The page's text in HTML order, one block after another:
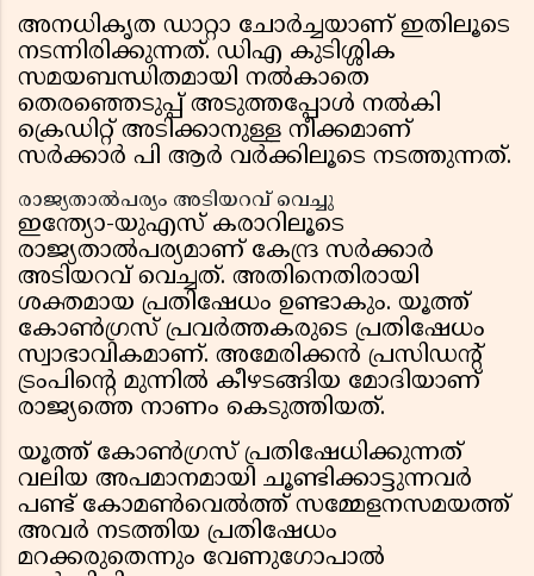
അനധികൃത ഡാറ്റാ ചോർച്ചയാണ് ഇതിലൂടെ
നടന്നിരിക്കുന്നത്. ഡിഎ കുടിശ്ശിക
സമയബന്ധിതമായി നൽകാതെ
തെരഞ്ഞെടുപ്പ് അടുത്തപ്പോൾ നൽകി
ക്രെഡിറ്റ് അടിക്കാനുള്ള നീക്കമാണ്
സർക്കാർ പി ആർ വർക്കിലൂടെ നടത്തുന്നത്.
രാജ്യതാൽപര്യം അടിയറവ് വെച്ചു
ഇന്ത്യോ-യുഎസ് കരാറിലൂടെ
രാജ്യതാൽപര്യമാണ് കേന്ദ്ര സർക്കാർ
അടിയറവ് വെച്ചത്. അതിനെതിരായി
ശക്തമായ പ്രതിഷേധം ഉണ്ടാകും. യൂത്ത്
കോൺഗ്രസ് പ്രവർത്തകരുടെ പ്രതിഷേധം
സ്വാഭാവികമാണ്. അമേരിക്കൻ പ്രസിഡന്റ്
ട്രംപിന്റെ മുന്നിൽ കീഴടങ്ങിയ മോദിയാണ്
രാജ്യത്തെ നാണം കെടുത്തിയത്.
യൂത്ത് കോൺഗ്രസ് പ്രതിഷേധിക്കുന്നത്
വലിയ അപമാനമായി ചൂണ്ടിക്കാട്ടുന്നവർ
പണ്ട് കോമൺവെൽത്ത് സമ്മേളനസമയത്ത്
അവർ നടത്തിയ പ്രതിഷേധം
മറക്കരുതെന്നും വേണുഗോപാൽ